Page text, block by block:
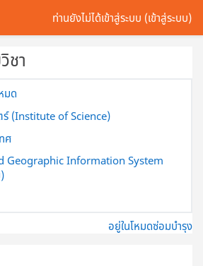
ท่านยังไม่ได้เข้าสู่ระบบ (เข้าสู่ระบบ)
ชา
มด
ร์ (Institute of Science)
ศ
Geographic Information System
อยู่ในโหมดซ่อมบำรุง